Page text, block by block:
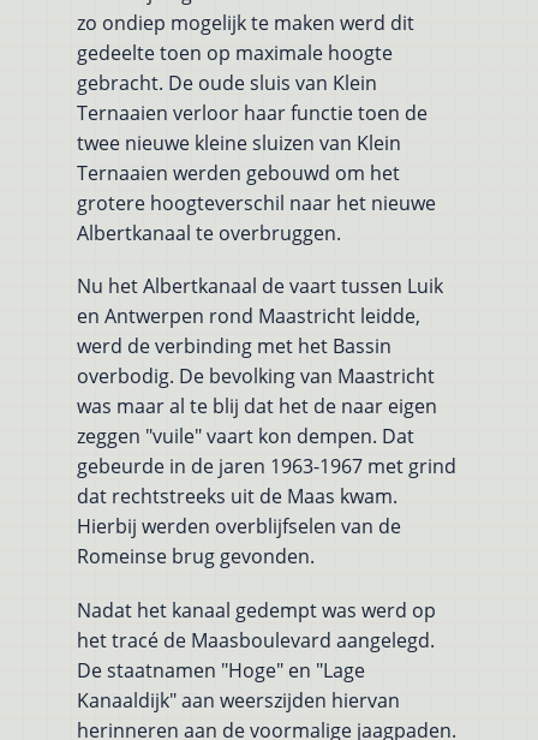
zo ondiep mogelijk te maken werd dit
gedeelte toen op maximale hoogte
gebracht. De oude sluis van Klein
Ternaaien verloor haar functie toen de
twee nieuwe kleine sluizen van Klein
Ternaaien werden gebouwd om het
grotere hoogteverschil naar het nieuwe
Albertkanaal te overbruggen.
Nu het Albertkanaal de vaart tussen Luik
en Antwerpen rond Maastricht leidde,
werd de verbinding met het Bassin
overbodig. De bevolking van Maastricht
was maar al te blij dat het de naar eigen
zeggen "vuile" vaart kon dempen. Dat
gebeurde in de jaren 1963-1967 met grind
dat rechtstreeks uit de Maas kwam.
Hierbij werden overblijfselen van de
Romeinse brug gevonden.
Nadat het kanaal gedempt was werd op
het tracé de Maasboulevard aangelegd.
De staatnamen "Hoge" en "Lage
Kanaaldijk" aan weerszijden hiervan
herinneren aan de voormalige jaagpaden.